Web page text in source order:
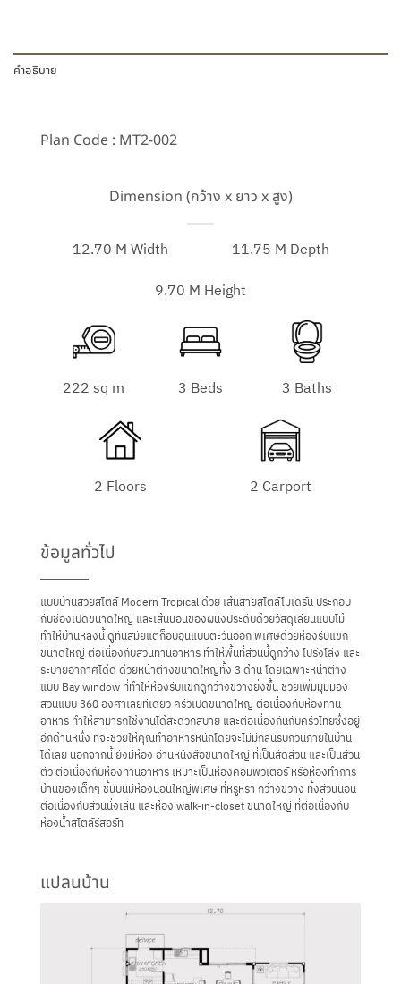
คำอธิบาย
Plan Code : MT2-002
Dimension (กว้าง x ยาว x สูง)
12.70 M Width
11.75 M Depth
9.70 M Height
222 sq m 3 Beds 3 Baths
2 Floors 2 Carport
ข้อมูลทั่วไป
แบบบ้านสวยสไตล์ Modern Tropical ด้วย เส้นสายสไตล์โมเดิร์น ประกอบ
กับช่องเปิดขนาดใหญ่ และเส้นนอนของผนังประดับด้วยวัสดุเลียนแบบไม้
ทำให้บ้านหลังนี้ ดูทันสมัยแต่ก็อบอุ่นแบบตะวันออก พิเศษด้วยห้องรับแขก
ขนาดใหญ่ ต่อเนื่องกับส่วนทานอาหาร ทำให้พื้นที่ส่วนนี้ดูกว้าง โปร่งโล่ง และ
ระบายอากาศได้ดี ด้วยหน้าต่างขนาดใหญ่ทั้ง 3 ด้าน โดยเฉพาะหน้าต่าง
แบบ Bay window ที่ทำให้ห้องรับแขกดูกว้างขวางยิ่งขึ้น ช่วยเพิ่มมุมมอง
สวนแบบ 360 องศาเลยทีเดียว ครัวเปิดขนาดใหญ่ ต่อเนื่องกับห้องทาน
อาหาร ทำให้สามารถใช้งานได้สะดวกสบาย และต่อเนื่องกันกับครัวไทยซึ่งอยู่
อีกด้านหนึ่ง ที่จะช่วยให้คุณทำอาหารหนักโดยจะไม่มีกลิ่นรบกวนภายในบ้าน
ได้เลย นอกจากนี้ ยังมีห้อง อ่านหนังสือขนาดใหญ่ ที่เป็นสัดส่วน และเป็นส่วน
ตัว ต่อเนื่องกับห้องทานอาหาร เหมาะเป็นห้องคอมพิวเตอร์ หรือห้องทำการ
บ้านของเด็กๆ ชั้นบนมีห้องนอนใหญ่พิเศษ ที่หรูหรา กว้างขวาง ทั้งส่วนนอน
ต่อเนื่องกับส่วนนั่งเล่น และห้อง walk-in-closet ขนาดใหญ่ ที่ต่อเนื่องกับ
ห้องน้ำสไตล์รีสอร์ท
แปลนบ้าน